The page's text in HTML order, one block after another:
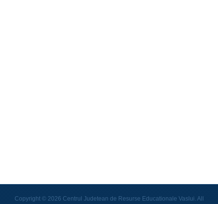
Copyright © 2026 Centrul Judetean de Resurse Educationale Vaslui. All